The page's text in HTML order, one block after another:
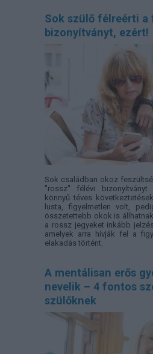
Sok szülő félreérti a
bizonyítványt, ezért!
Sok családban okoz
"rossz" félévi
könnyű téves
lusta, figyelmetlen volt,
összetettebb okok is
a rossz jegyeket inkább
amelyek arra hívják fel a
elakadás történt.
A mentálisan erős
nevelik – 4 fontos
szülőknek